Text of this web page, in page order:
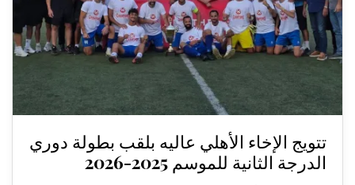
تتويج الإخاء الأهلي عاليه بلقب بطولة دوري
الدرجة الثانية للموسم 2025-2026